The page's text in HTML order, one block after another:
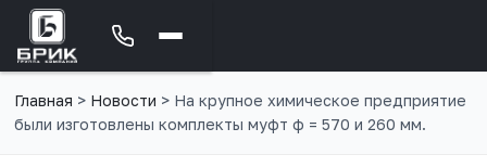
Главная > Новости > На крупное химическое предприятие
были изготовлены комплекты муфт ф = 570 и 260 мм.